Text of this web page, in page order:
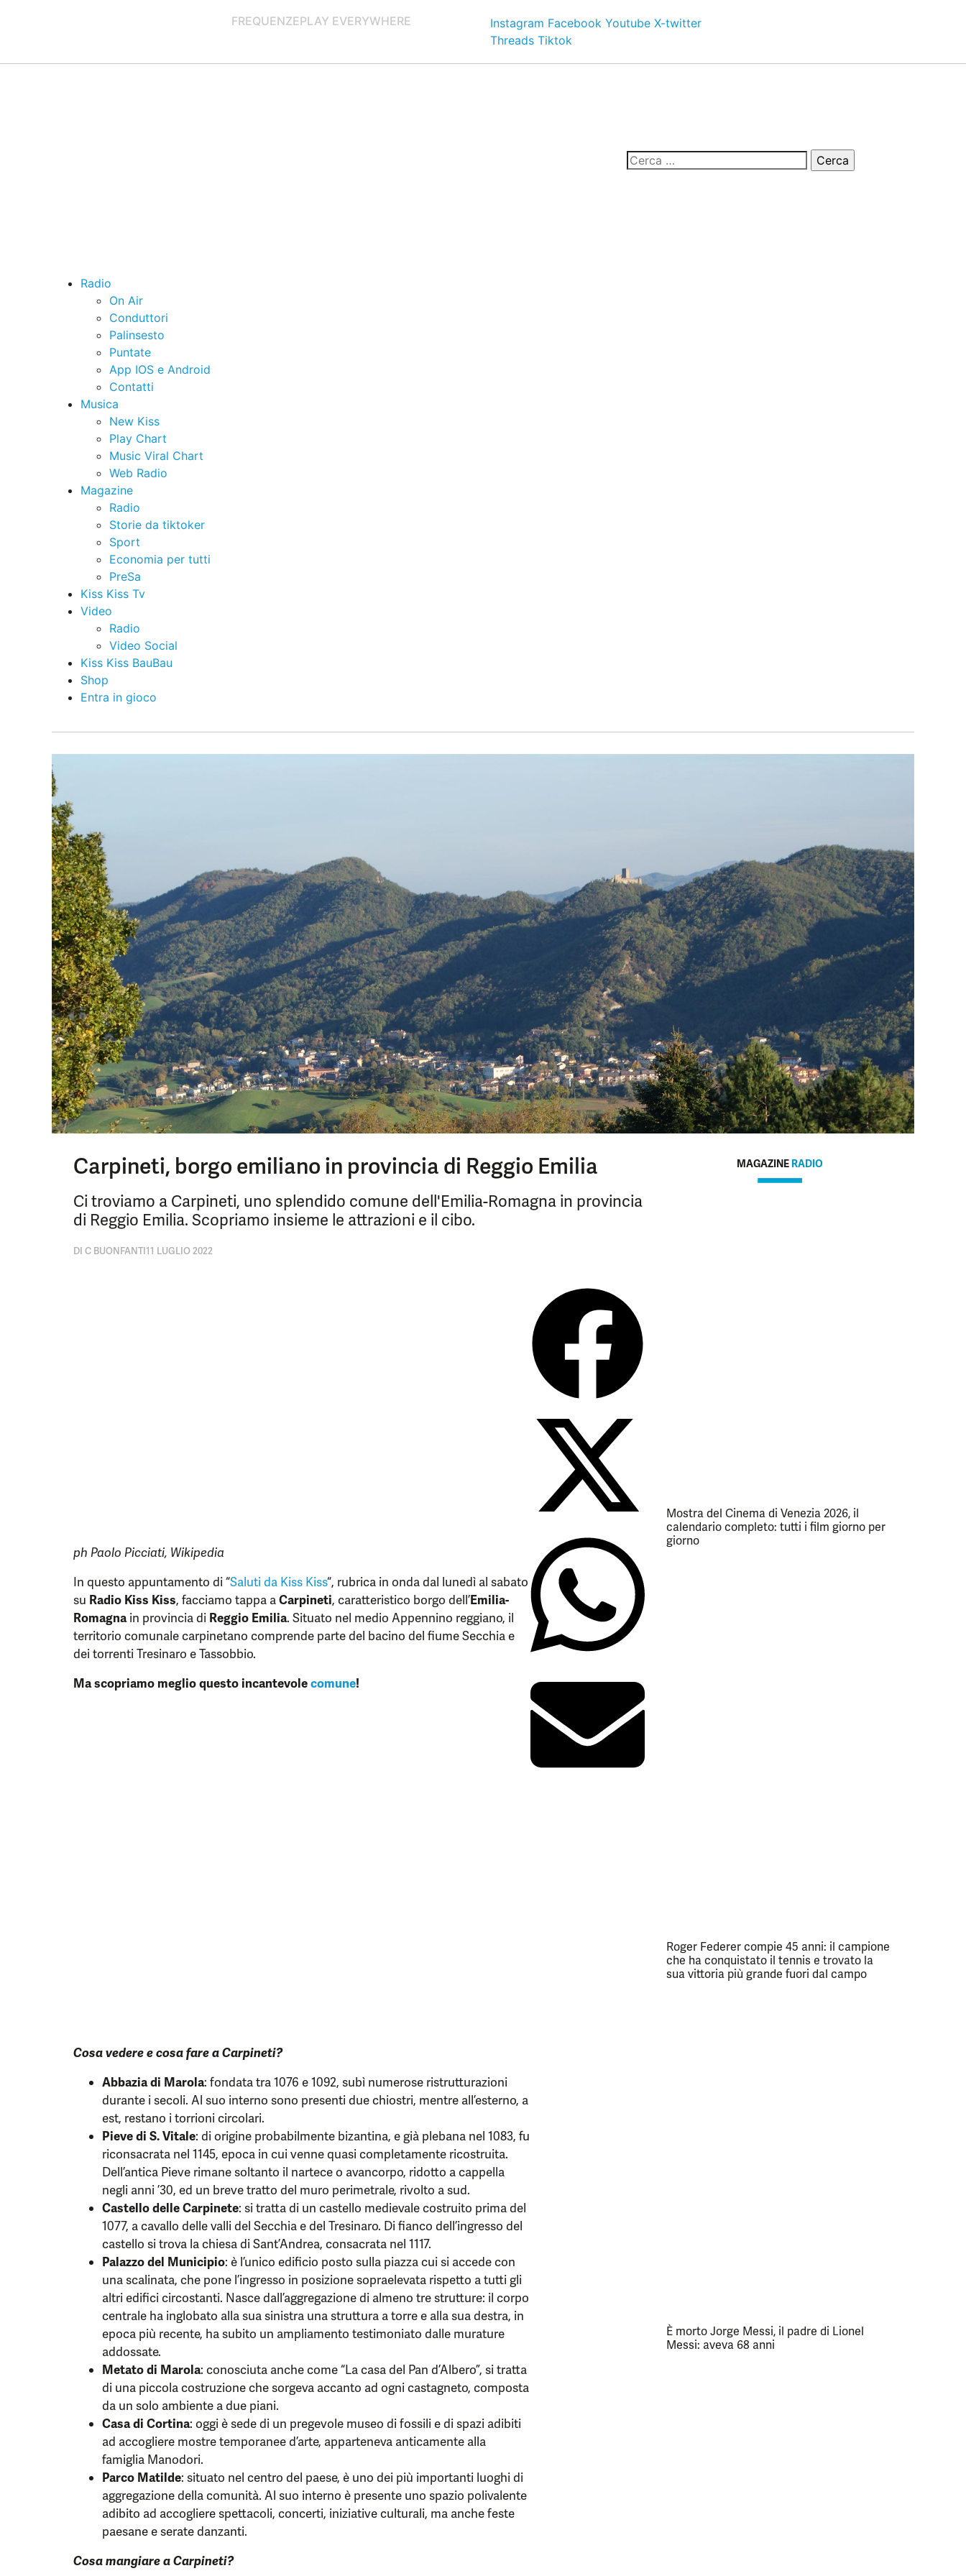
FREQUENZEPLAY EVERYWHERE Instagram Facebook Youtube X-twitter
Threads Tiktok
Radio
On Air
Conduttori
Palinsesto
Puntate
App IOS e Android
Contatti
Musica
New Kiss
Play Chart
Music Viral Chart
Web Radio
Magazine
Radio
Storie da tiktoker
Sport
Economia per tutti
PreSa
Kiss Kiss Tv
Video
Radio
Video Social
Kiss Kiss BauBau
Shop
Entra in gioco
Carpineti, borgo emiliano in provincia di Reggio Emilia
Ci troviamo a Carpineti, uno splendido comune dell'Emilia-Romagna in provincia
di Reggio Emilia. Scopriamo insieme le attrazioni e il cibo.
DI C BUONFANTI11 LUGLIO 2022
ph Paolo Picciati, Wikipedia
In questo appuntamento di “Saluti da Kiss Kiss“, rubrica in onda dal lunedì al sabato
su Radio Kiss Kiss, facciamo tappa aCarpineti, caratteristico borgo dell’Emilia-
Romagnain provincia di Reggio Emilia. Situato nel medio Appennino reggiano, il
territorio comunale carpinetano comprende parte del bacino del fiume Secchia e
dei torrenti Tresinaro e Tassobbio.
Ma scopriamo meglio questo incantevolecomune!
Cosa vedere e cosa fare a Carpineti?
Abbazia di Marola: fondata tra 1076 e 1092, subì numerose ristrutturazioni
durante i secoli. Al suo interno sono presenti due chiostri, mentre all’esterno, a
est, restano i torrioni circolari.
Pieve di S. Vitale: di origine probabilmente bizantina, e già plebana nel 1083, fu
riconsacrata nel 1145, epoca in cui venne quasi completamente ricostruita.
Dell’antica Pieve rimane soltanto il nartece o avancorpo, ridotto a cappella
negli anni ’30, ed un breve tratto del muro perimetrale, rivolto a sud.
Castello delle Carpinete: si tratta di un castello medievale costruito prima del
1077, a cavallo delle valli del Secchia e del Tresinaro. Di fianco dell’ingresso del
castello si trova la chiesa di Sant’Andrea, consacrata nel 1117.
Palazzo del Municipio: è l’unico edificio posto sulla piazza cui si accede con
una scalinata, che pone l’ingresso in posizione sopraelevata rispetto a tutti gli
altri edifici circostanti. Nasce dall’aggregazione di almeno tre strutture: il corpo
centrale ha inglobato alla sua sinistra una struttura a torre e alla sua destra, in
epoca più recente, ha subito un ampliamento testimoniato dalle murature
addossate.
Metato di Marola: conosciuta anche come “La casa del Pan d’Albero”, si tratta
di una piccola costruzione che sorgeva accanto ad ogni castagneto, composta
da un solo ambiente a due piani.
Casa di Cortina: oggi è sede di un pregevole museo di fossili e di spazi adibiti
ad accogliere mostre temporanee d’arte, apparteneva anticamente alla
famiglia Manodori.
Parco Matilde: situato nel centro del paese, è uno dei più importanti luoghi di
aggregazione della comunità. Al suo interno è presente uno spazio polivalente
adibito ad accogliere spettacoli, concerti, iniziative culturali, ma anche feste
paesane e serate danzanti.
Cosa mangiare a Carpineti?
MAGAZINE RADIO
Mostra del Cinema di Venezia 2026, il
calendario completo: tutti i film giorno per
giorno
Roger Federer compie 45 anni: il campione
che ha conquistato il tennis e trovato la
sua vittoria più grande fuori dal campo
È morto Jorge Messi, il padre di Lionel
Messi: aveva 68 anni